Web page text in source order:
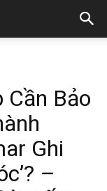
Cần Bảo
Ghi
–